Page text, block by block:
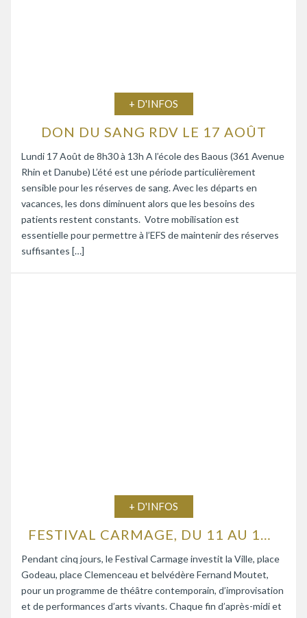
+ D'INFOS
DON DU SANG RDV LE 17 AOÛT
Lundi 17 Août de 8h30 à 13h A l’école des Baous (361 Avenue
Rhin et Danube) L’été est une période particulièrement
sensible pour les réserves de sang. Avec les départs en
vacances, les dons diminuent alors que les besoins des
patients restent constants. Votre mobilisation est
essentielle pour permettre à l’EFS de maintenir des réserves
suffisantes […]
+ D'INFOS
FESTIVAL CARMAGE, DU 11 AU 15 AOÛT 2026
Pendant cinq jours, le Festival Carmage investit la Ville, place
Godeau, place Clemenceau et belvédère Fernand Moutet,
pour un programme de théâtre contemporain, d’improvisation
et de performances d’arts vivants. Chaque fin d’après-midi et